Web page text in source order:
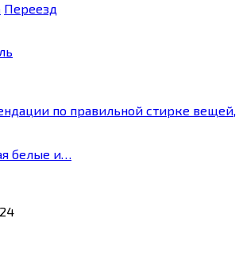
Переезд
по правильной стирке вещей,
белые и…